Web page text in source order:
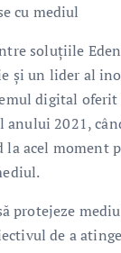
cu mediul
soluțiile
și un lider al
digital
2021,
acel moment
protejeze
de a